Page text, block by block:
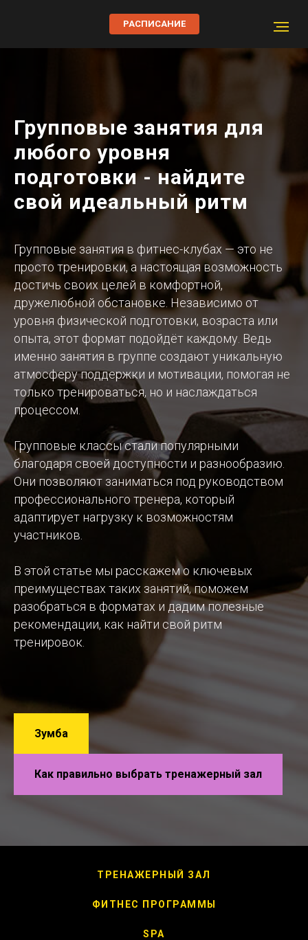
РАСПИСАНИЕ
Групповые занятия для
любого уровня
подготовки - найдите
свой идеальный ритм
Групповые занятия в фитнес-клубах — это не
просто тренировки, а настоящая возможность
достичь своих целей в комфортной,
дружелюбной обстановке. Независимо от
уровня физической подготовки, возраста или
опыта, этот формат подойдёт каждому. Ведь
именно занятия в группе создают уникальную
атмосферу поддержки и мотивации, помогая не
только тренироваться, но и наслаждаться
процессом.
Групповые классы стали популярными
благодаря своей доступности и разнообразию.
Они позволяют заниматься под руководством
профессионального тренера, который
адаптирует нагрузку к возможностям
участников.
В этой статье мы расскажем о ключевых
преимуществах таких занятий, поможем
разобраться в форматах и дадим полезные
рекомендации, как найти свой ритм
тренировок.
Зумба
Как правильно выбрать тренажерный зал
ТРЕНАЖЕРНЫЙ ЗАЛ
ФИТНЕС ПРОГРАММЫ
SPA